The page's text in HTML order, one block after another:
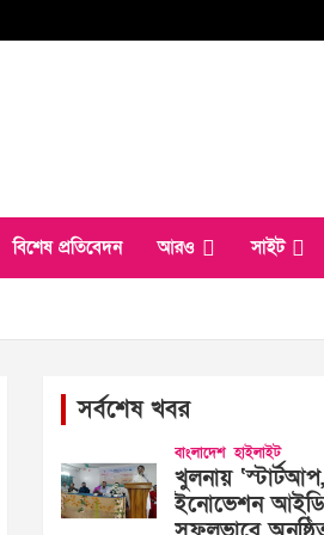
বিশেষ প্রতিবেদন আরও সাইট
সর্বশেষ খবর
বাংলাদেশ হাইলাইট
খুলনায়
ইনোভেশন